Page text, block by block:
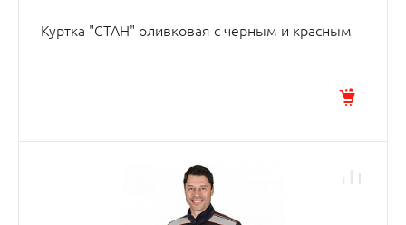
Куртка "СТАН" оливковая с черным и красным